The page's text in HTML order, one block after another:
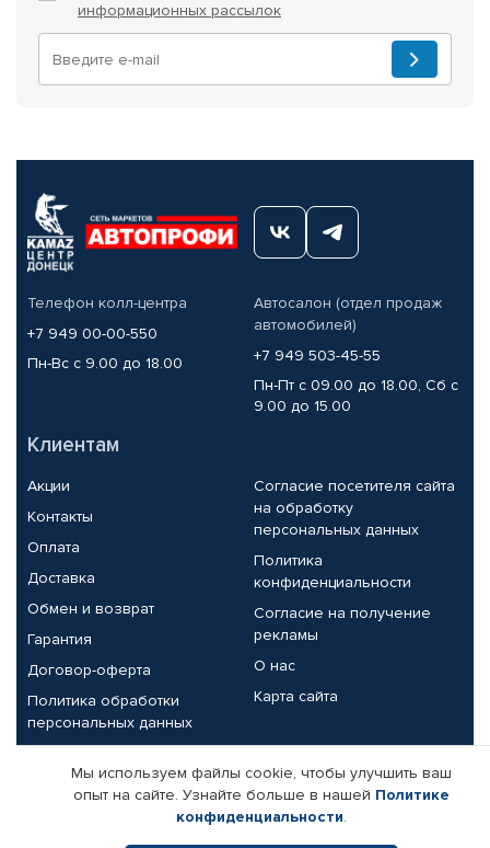
информационных рассылок
Телефон колл-центра
+7 949 00-00-550
Пн-Вс с 9.00 до 18.00
Автосалон (отдел продаж
автомобилей)
+7 949 503-45-55
Пн-Пт с 09.00 до 18.00, Сб с
9.00 до 15.00
Клиентам
Акции
Контакты
Оплата
Доставка
Обмен и возврат
Гарантия
Договор-оферта
Политика обработки
персональных данных
Согласие посетителя сайта
на обработку
персональных данных
Политика
конфиденциальности
Согласие на получение
рекламы
О нас
Карта сайта
Партнерам
Корпоративным клиентам
Поставщикам
Реквизиты компании
Мы используем файлы cookie, чтобы улучшить ваш
опыт на сайте. Узнайте больше в нашей Политике
конфиденциальности.